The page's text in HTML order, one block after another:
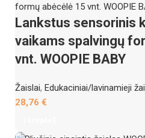
Lankstus sensorinis
vaikams spalvingų
vnt. WOOPIE BABY
Žaislai, Edukaciniai/lavinamieji
28,76 €